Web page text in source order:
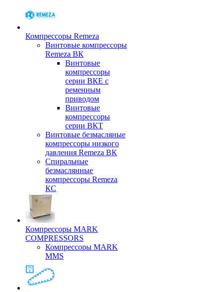
Компрессоры Remeza
Винтовые компрессоры
Remeza ВК
Винтовые
компрессоры
серии ВКЕ с
ременным
приводом
Винтовые
компрессоры
серии ВКТ
Винтовые безмасляные
компрессоры низкого
давления Remeza ВК
Спиральные
безмаслянные
компрессоры Remeza
КС
Компрессоры MARK
COMPRESSORS
Компрессоры MARK
MMS